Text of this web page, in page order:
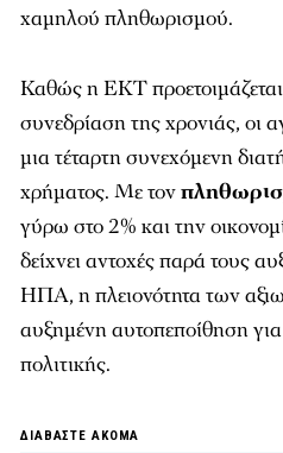
χαμηλού πληθωρισμού.
Καθώς η ΕΚΤ προετοιμάζεται
συνεδρίαση της χρονιάς, οι
μια τέταρτη συνεχόμενη
χρήματος. Με τον
γύρω στο 2% και την
δείχνει αντοχές παρά τους
ΗΠΑ, η πλειονότητα των
αυξημένη αυτοπεποίθηση
πολιτικής.
ΔΙΑΒΑΣΤΕ ΑΚΟΜΑ